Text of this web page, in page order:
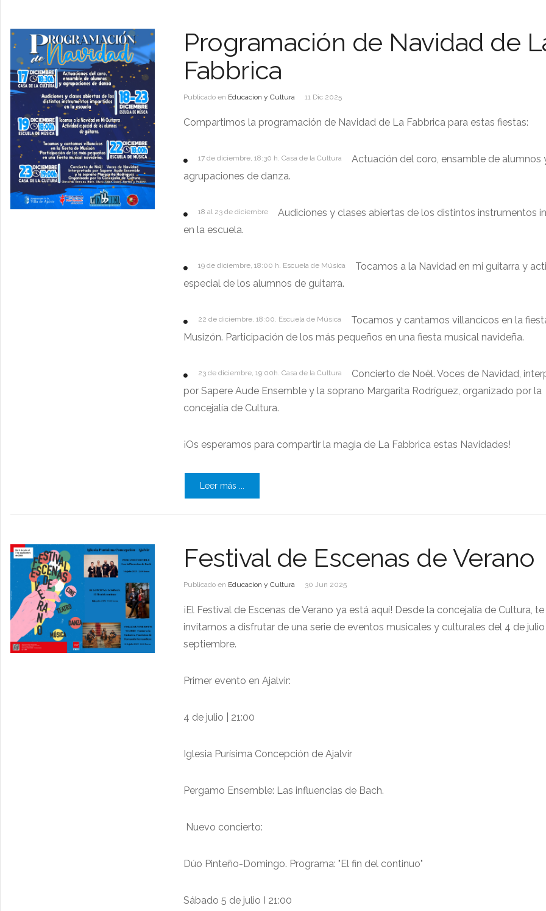
Programación de Navidad de
Fabbrica
Publicado en Educacion y Cultura 11 Dic 2025
Compartimos la programación de Navidad de La Fabbrica para estas fiestas:
17 de diciembre, 18:30 h. Casa de la Cultura
Actuación del coro, ensamble de alumnos
agrupaciones de danza.
18 al 23 de diciembre
Audiciones y clases abiertas de los distintos instrumentos
en la escuela.
19 de diciembre, 18:00 h. Escuela de Música
Tocamos a la Navidad en mi guitarra y
especial de los alumnos de guitarra.
22 de diciembre, 18:00. Escuela de Música
Tocamos y cantamos villancicos en la
Musizón. Participación de los más pequeños en una fiesta musical navideña.
23 de diciembre, 19:00h. Casa de la Cultura
Concierto de Noël. Voces de Navidad,
por Sapere Aude Ensemble y la soprano Margarita Rodríguez, organizado por la
concejalía de Cultura.
¡Os esperamos para compartir la magia de La Fabbrica estas Navidades!
Leer más ...
Festival de Escenas de Verano
Publicado en Educacion y Cultura 30 Jun 2025
¡El Festival de Escenas de Verano ya está aquí! Desde la concejalía de Cultura, te
invitamos a disfrutar de una serie de eventos musicales y culturales del 4 de
septiembre.
Primer evento en Ajalvir:
4 de julio | 21:00
Iglesia Purísima Concepción de Ajalvir
Pergamo Ensemble: Las influencias de Bach.
Nuevo concierto:
Dúo Pinteño-Domingo. Programa: "El fin del continuo"
Sábado 5 de julio I 21:00